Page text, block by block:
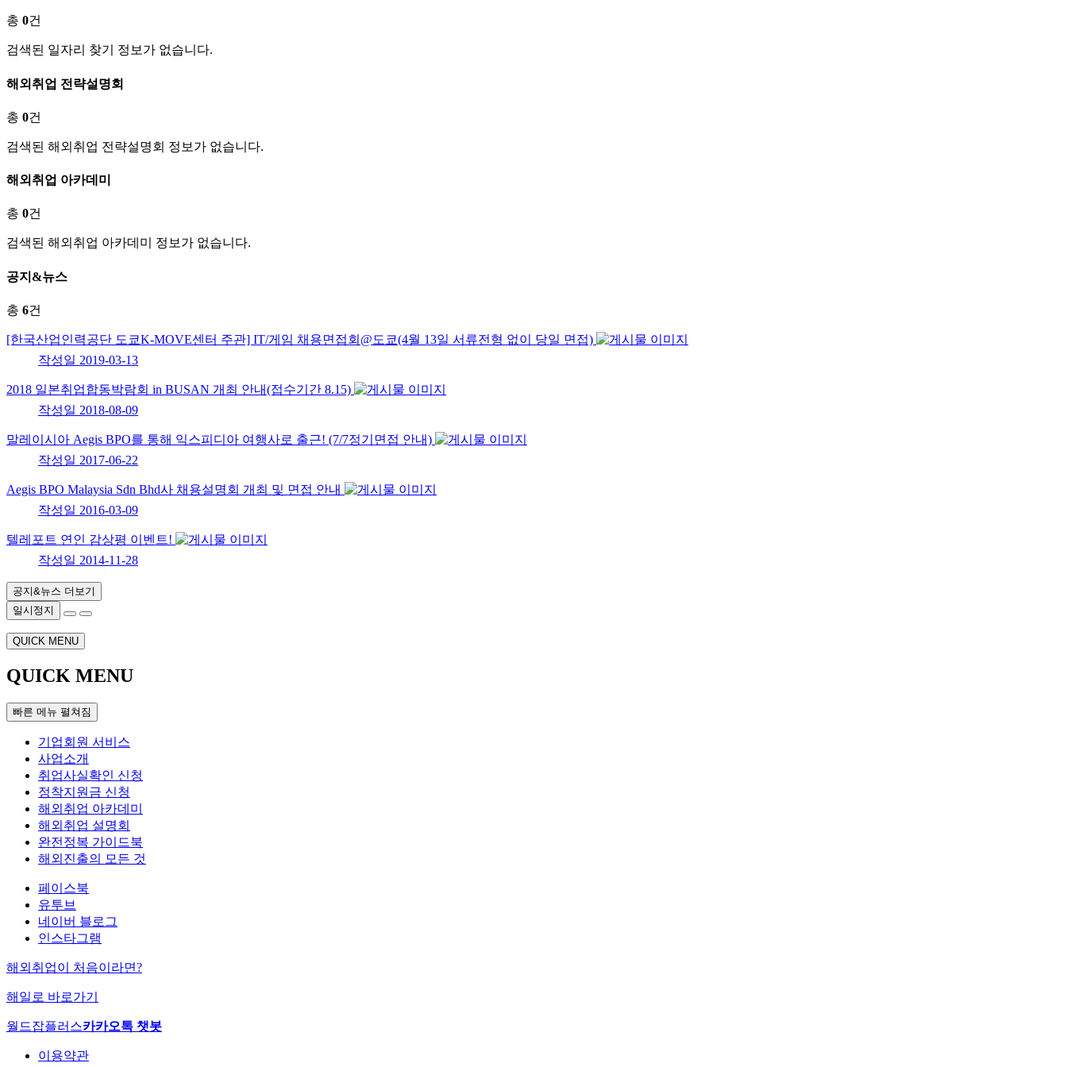
총 0건
검색된 일자리 찾기 정보가 없습니다.
해외취업 전략설명회
총 0건
검색된 해외취업 전략설명회 정보가 없습니다.
해외취업 아카데미
총 0건
검색된 해외취업 아카데미 정보가 없습니다.
공지&뉴스
총 6건
[한국산업인력공단 도쿄K-MOVE센터 주관] IT/게임 채용면접회@도쿄(4월 13일 서류전형 없이 당일 면접)
작성일 2019-03-13
2018 일본취업합동박람회 in BUSAN 개최 안내(접수기간 8.15)
작성일 2018-08-09
말레이시아 Aegis BPO를 통해 익스피디아 여행사로 출근! (7/7정기면접 안내)
작성일 2017-06-22
Aegis BPO Malaysia Sdn Bhd사 채용설명회 개최 및 면접 안내
작성일 2016-03-09
텔레포트 연인 감상평 이벤트!
작성일 2014-11-28
공지&뉴스 더보기
일시정지
QUICK MENU
QUICK MENU
빠른 메뉴 펼쳐짐
기업회원 서비스
사업소개
취업사실확인 신청
정착지원금 신청
해외취업 아카데미
해외취업 설명회
완전정복 가이드북
해외진출의 모든 것
페이스북
유투브
네이버 블로그
인스타그램
해외취업이 처음이라면?
해일로 바로가기
월드잡플러스카카오톡 챗봇
이용약관